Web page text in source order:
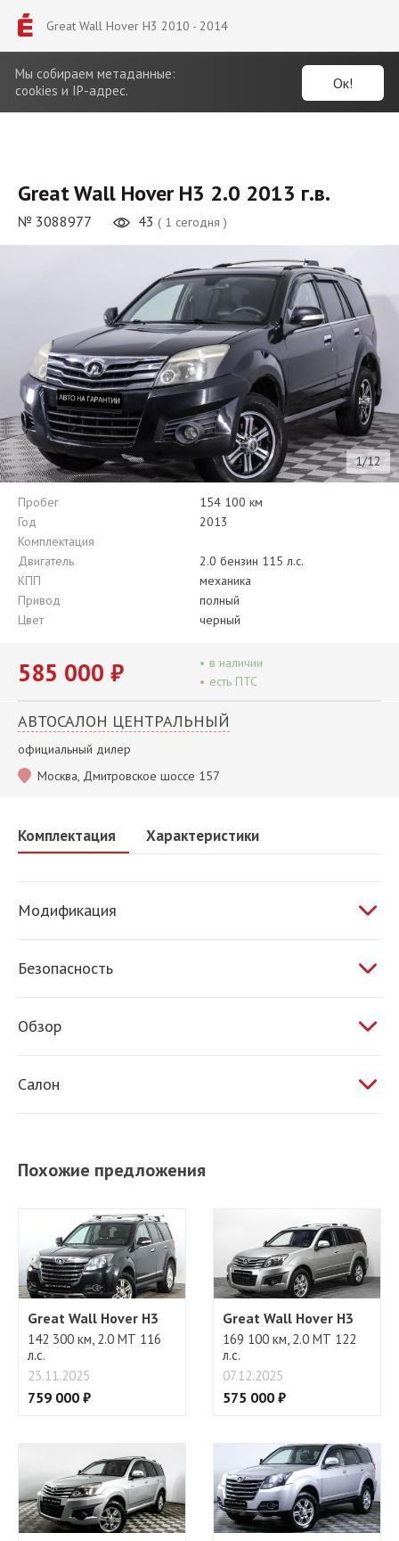
Great Wall Hover H3 2010 - 2014
Мы собираем метаданные:
cookies и IP-адрес.
Ок!
Great Wall Hover H3 2.0 2013 г.в.
№ 3088977 43 ( 1 сегодня )
1/12
Пробег
154 100 км
Год
2013
Комплектация
Двигатель
2.0 бензин 115 л.с.
КПП
механика
Привод
полный
Цвет
черный
585 000 ₽ • в наличии
• есть ПТС
АВТОСАЛОН ЦЕНТРАЛЬНЫЙ
официальный дилер
Москва, Дмитровское шоссе 157
Комплектация Характеристики
Модификация
Безопасность
Обзор
Салон
Регулировка руля
Похожие предложения
Great Wall Hover H3
142 300 км, 2.0 МТ 116
л.с.
23.11.2025
759 000 ₽
Great Wall Hover H3
169 100 км, 2.0 МТ 122
л.с.
07.12.2025
575 000 ₽